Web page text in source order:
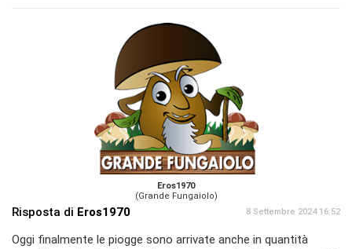
Eros1970
(Grande Fungaiolo)
Risposta di Eros1970 8 Settembre 2024 16:52
Oggi finalmente le piogge sono arrivate anche in quantità